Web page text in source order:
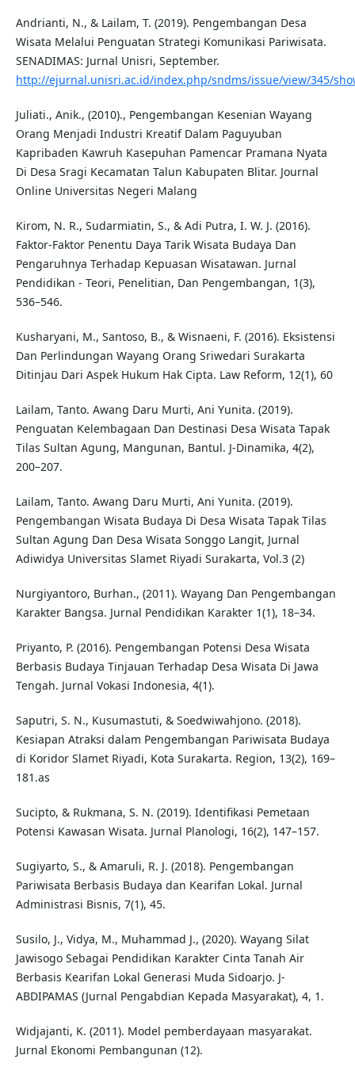
Andrianti, N., & Lailam, T. (2019). Pengembangan Desa
Wisata Melalui Penguatan Strategi Komunikasi Pariwisata.
SENADIMAS: Jurnal Unisri, September.
http://ejurnal.unisri.ac.id/index.php/sndms/issue/view/345/
Juliati., Anik., (2010)., Pengembangan Kesenian Wayang
Orang Menjadi Industri Kreatif Dalam Paguyuban
Kapribaden Kawruh Kasepuhan Pamencar Pramana Nyata
Di Desa Sragi Kecamatan Talun Kabupaten Blitar. Journal
Online Universitas Negeri Malang
Kirom, N. R., Sudarmiatin, S., & Adi Putra, I. W. J. (2016).
Faktor-Faktor Penentu Daya Tarik Wisata Budaya Dan
Pengaruhnya Terhadap Kepuasan Wisatawan. Jurnal
Pendidikan - Teori, Penelitian, Dan Pengembangan, 1(3),
536–546.
Kusharyani, M., Santoso, B., & Wisnaeni, F. (2016). Eksistensi
Dan Perlindungan Wayang Orang Sriwedari Surakarta
Ditinjau Dari Aspek Hukum Hak Cipta. Law Reform, 12(1), 60
Lailam, Tanto. Awang Daru Murti, Ani Yunita. (2019).
Penguatan Kelembagaan Dan Destinasi Desa Wisata Tapak
Tilas Sultan Agung, Mangunan, Bantul. J-Dinamika, 4(2),
200–207.
Lailam, Tanto. Awang Daru Murti, Ani Yunita. (2019).
Pengembangan Wisata Budaya Di Desa Wisata Tapak Tilas
Sultan Agung Dan Desa Wisata Songgo Langit, Jurnal
Adiwidya Universitas Slamet Riyadi Surakarta, Vol.3 (2)
Nurgiyantoro, Burhan., (2011). Wayang Dan Pengembangan
Karakter Bangsa. Jurnal Pendidikan Karakter 1(1), 18–34.
Priyanto, P. (2016). Pengembangan Potensi Desa Wisata
Berbasis Budaya Tinjauan Terhadap Desa Wisata Di Jawa
Tengah. Jurnal Vokasi Indonesia, 4(1).
Saputri, S. N., Kusumastuti, & Soedwiwahjono. (2018).
Kesiapan Atraksi dalam Pengembangan Pariwisata Budaya
di Koridor Slamet Riyadi, Kota Surakarta. Region, 13(2), 169–
181.as
Sucipto, & Rukmana, S. N. (2019). Identifikasi Pemetaan
Potensi Kawasan Wisata. Jurnal Planologi, 16(2), 147–157.
Sugiyarto, S., & Amaruli, R. J. (2018). Pengembangan
Pariwisata Berbasis Budaya dan Kearifan Lokal. Jurnal
Administrasi Bisnis, 7(1), 45.
Susilo, J., Vidya, M., Muhammad J., (2020). Wayang Silat
Jawisogo Sebagai Pendidikan Karakter Cinta Tanah Air
Berbasis Kearifan Lokal Generasi Muda Sidoarjo. J-
ABDIPAMAS (Jurnal Pengabdian Kepada Masyarakat), 4, 1.
Widjajanti, K. (2011). Model pemberdayaan masyarakat.
Jurnal Ekonomi Pembangunan (12).